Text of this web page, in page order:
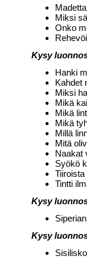
Miksi
Onko
Kysy
Hanki
Kahdet
Miksi
Mikä
Mikä
Mikä
Millä
Mitä
Naakat
Syökö
Tintti
Kysy
Kysy